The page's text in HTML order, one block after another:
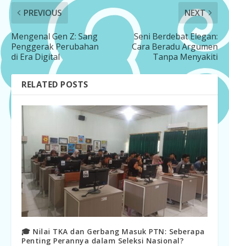
PREVIOUS
Mengenal Gen Z: Sang
Penggerak Perubahan
di Era Digital
NEXT
Seni Berdebat Elegan:
Cara Beradu Argumen
Tanpa Menyakiti
RELATED POSTS
🎓 Nilai TKA dan Gerbang Masuk PTN: Seberapa
Penting Perannya dalam Seleksi Nasional?